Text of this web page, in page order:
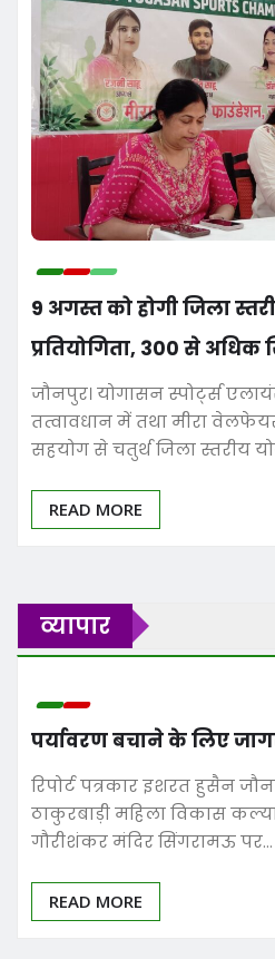
9 अगस्त को होगी जिला
प्रतियोगिता, 300 से अधिक
जौनपुर। योगासन स्पोर्ट्स
तत्वावधान में तथा मीरा
सहयोग से चतुर्थ जिला स्तरीय
READ MORE
व्यापार
पर्यावरण बचाने के लिए
रिपोर्ट पत्रकार इशरत हुसैन
ठाकुरबाड़ी महिला विकास
गौरीशंकर मंदिर सिंगरामऊ पर…
READ MORE